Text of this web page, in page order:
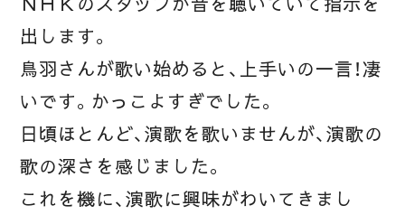
ＮＨＫのスタッフが音を聴いていて指示を
出します。
鳥羽さんが歌い始めると、上手いの一言！凄
いです。かっこよすぎでした。
日頃ほとんど、演歌を歌いませんが、演歌の
歌の深さを感じました。
これを機に、演歌に興味がわいてきまし